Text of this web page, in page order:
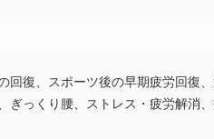
回復、スポーツ後の早期疲労回復
ぎっくり腰、ストレス・疲労解消、